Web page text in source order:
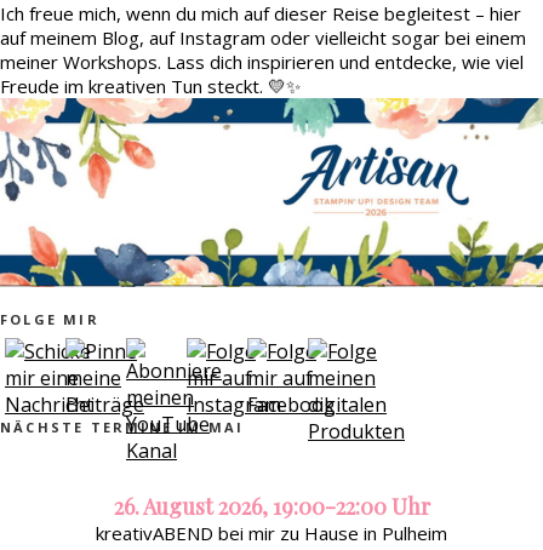
Ich freue mich, wenn du mich auf dieser Reise begleitest – hier
auf meinem Blog, auf Instagram oder vielleicht sogar bei einem
meiner Workshops. Lass dich inspirieren und entdecke, wie viel
Freude im kreativen Tun steckt. 💛✨
FOLGE MIR
NÄCHSTE TERMINE IM MAI
26. August 2026, 19:00-22:00 Uhr
kreativABEND bei mir zu Hause in Pulheim